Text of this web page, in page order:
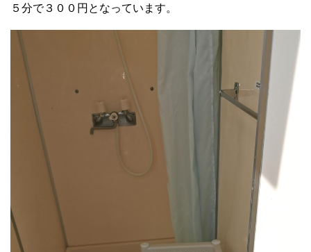
５分で３００円となっています。